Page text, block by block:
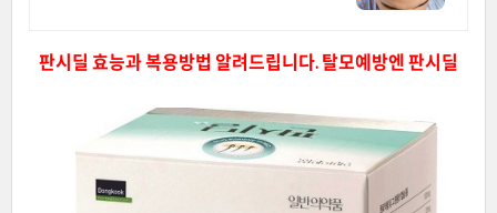
판시딜 효능과 복용방법 알려드립니다. 탈모예방엔 판시딜